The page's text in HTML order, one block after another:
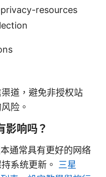
resources
道，避免非授权站
险。
响吗？
通常具有更好的网络
系统更新。 三星